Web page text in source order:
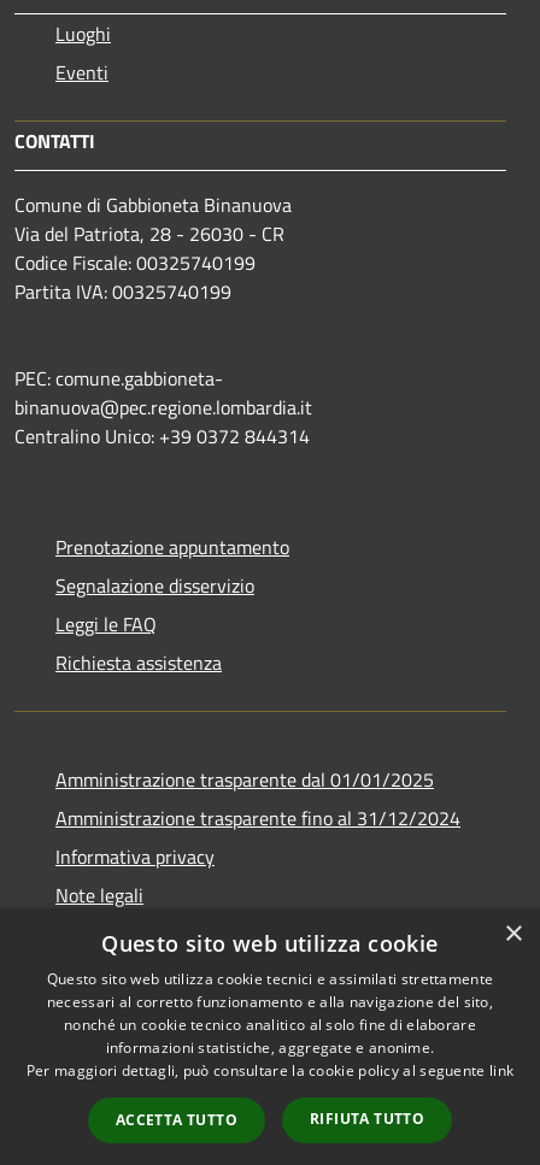
Luoghi
Eventi
CONTATTI
Comune di Gabbioneta Binanuova
Via del Patriota, 28 - 26030 - CR
Codice Fiscale: 00325740199
Partita IVA: 00325740199
PEC: comune.gabbioneta-
binanuova@pec.regione.lombardia.it
Centralino Unico: +39 0372 844314
Prenotazione appuntamento
Segnalazione disservizio
Leggi le FAQ
Richiesta assistenza
Amministrazione trasparente dal 01/01/2025
Amministrazione trasparente fino al 31/12/2024
Informativa privacy
Note legali
Dichiarazione di accessibilità
Accessibilità
Copyright © 2026 • Comune di
Gabbioneta-Binanuova •
Powered byMunicipium
Accesso redazione
×
Questo sito web utilizza cookie
Questo sito web utilizza cookie tecnici e assimilati strettamente
necessari al corretto funzionamento e alla navigazione del sito,
nonché un cookie tecnico analitico al solo fine di elaborare
informazioni statistiche, aggregate e anonime.
Per maggiori dettagli, può consultare la cookie policy al seguente link
ACCETTA TUTTO RIFIUTA TUTTO